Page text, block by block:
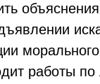
работы по